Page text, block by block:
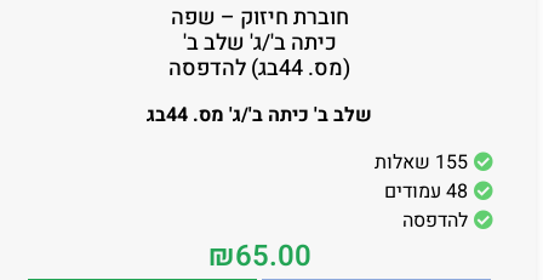
חוברת חיזוק – שפה
כיתה ב'/ג' שלב ב'
(מס. 44בג) להדפסה
155 שאלות
48 עמודים
להדפסה
₪65.00
שלב ב' כיתה ב'/ג' מס. 44בג